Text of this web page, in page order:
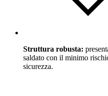
Struttura robusta:
saldato con il minimo
sicurezza.